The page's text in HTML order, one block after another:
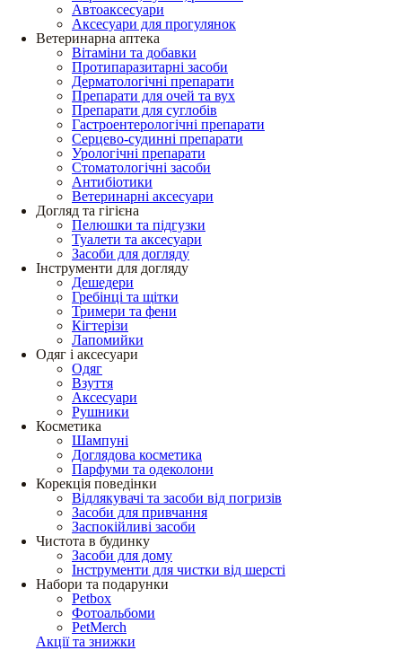
Автоаксесуари
Аксесуари для прогулянок
Ветеринарна аптека
Вітаміни та добавки
Протипаразитарні засоби
Дерматологічні препарати
Препарати для очей та вух
Препарати для суглобів
Гастроентерологічні препарати
Серцево-судинні препарати
Урологічні препарати
Стоматологічні засоби
Антибіотики
Ветеринарні аксесуари
Догляд та гігієна
Пелюшки та підгузки
Туалети та аксесуари
Засоби для догляду
Інструменти для догляду
Дешедери
Гребінці та щітки
Тримери та фени
Кігтерізи
Лапомийки
Одяг і аксесуари
Одяг
Взуття
Аксесуари
Рушники
Косметика
Шампуні
Доглядова косметика
Парфуми та одеколони
Корекція поведінки
Відлякувачі та засоби від погризів
Засоби для привчання
Заспокійливі засоби
Чистота в будинку
Засоби для дому
Інструменти для чистки від шерсті
Набори та подарунки
Petbox
Фотоальбоми
PetMerch
Акції та знижки